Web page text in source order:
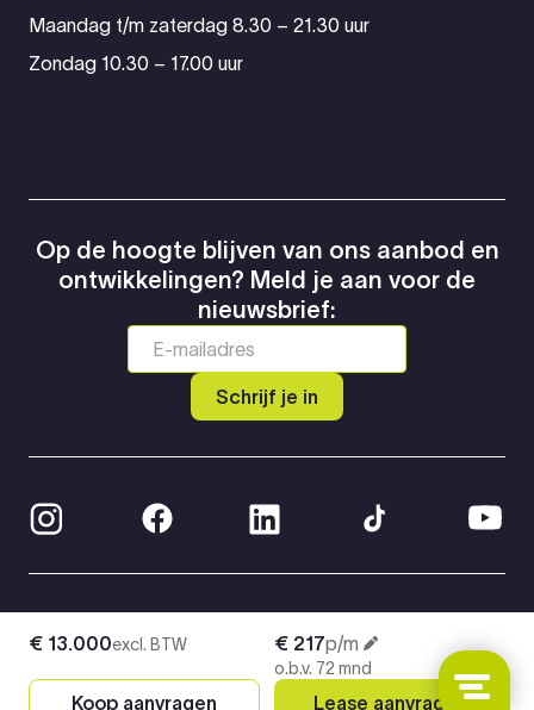
€ 217p/m
o.b.v. 72 mnd
Lease aanvragen
€ 13.000excl. BTW
Koop aanvragen
Maandag t/m zaterdag 8.30 – 21.30 uur
Zondag 10.30 – 17.00 uur
Op de hoogte blijven van ons aanbod en
ontwikkelingen? Meld je aan voor de
nieuwsbrief:
Schrijf je in
Algemene voorwaarden